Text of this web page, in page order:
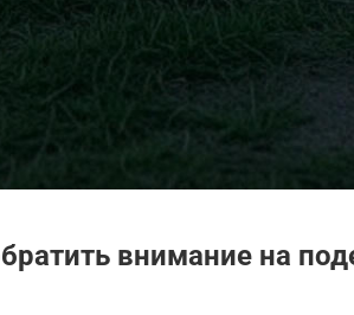
внимание на